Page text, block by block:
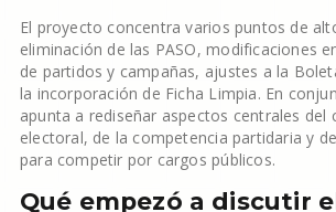
El proyecto concentra varios puntos de
eliminación de las PASO, modificaciones
de partidos y campañas, ajustes a la
la incorporación de Ficha Limpia. En
apunta a rediseñar aspectos centrales del
electoral, de la competencia partidaria y
para competir por cargos públicos.
Qué empezó a discutir